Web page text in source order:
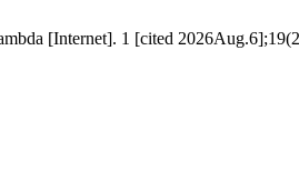
[Internet]. 1 [cited